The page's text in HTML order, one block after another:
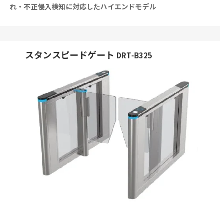
れ・不正侵入検知に対応したハイエンドモデル
スタンスピードゲート DRT-B325